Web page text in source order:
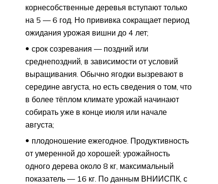
корнесобственные деревья вступают только
на 5 — 6 год. Но прививка сокращает период
ожидания урожая вишни до 4 лет;
срок созревания — поздний или
среднепоздний, в зависимости от условий
выращивания. Обычно ягодки вызревают в
середине августа, но есть сведения о том, что
в более тёплом климате урожай начинают
собирать уже в конце июля или начале
августа;
плодоношение ежегодное. Продуктивность
от умеренной до хорошей: урожайность
одного дерева около 8 кг, максимальный
показатель — 16 кг. По данным ВНИИСПК, с